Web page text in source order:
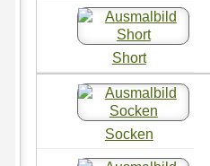
Short
Socken